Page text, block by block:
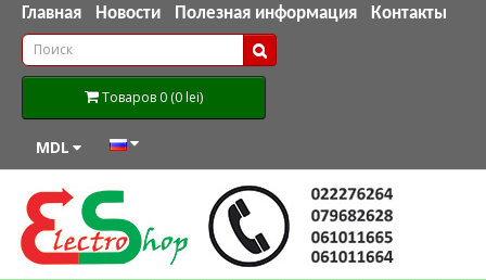
Главная Новости Полезная информация Контакты
Товаров 0 (0 lei)
MDL